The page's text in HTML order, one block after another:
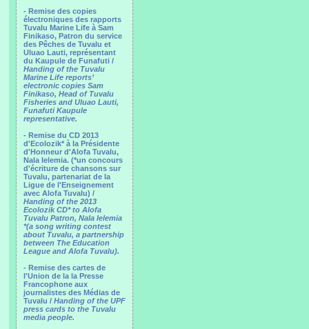
- Remise des copies
électroniques des rapports
Tuvalu Marine Life à Sam
Finikaso, Patron du service
des Pêches de Tuvalu et
Uluao Lauti, représentant
du Kaupule de Funafuti /
Handing of the Tuvalu
Marine Life reports’
electronic copies Sam
Finikaso, Head of Tuvalu
Fisheries and Uluao Lauti,
Funafuti Kaupule
representative.
- Remise du CD 2013
d'Ecolozik* à la Présidente
d'Honneur d'Alofa Tuvalu,
Nala Ielemia. (*un concours
d'écriture de chansons sur
Tuvalu, partenariat de la
Ligue de l'Enseignement
avec Alofa Tuvalu) /
Handing of the 2013
Ecolozik CD* to Alofa
Tuvalu Patron, Nala Ielemia
*(a song writing contest
about Tuvalu, a partnership
between The Education
League and Alofa Tuvalu).
- Remise des cartes de
l'Union de la la Presse
Francophone aux
journalistes des Médias de
Tuvalu / Handing of the UPF
press cards to the Tuvalu
media people.